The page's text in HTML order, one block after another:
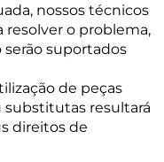
nossos técnicos
o problema,
serão suportados
de peças
substitutas resultará
direitos de